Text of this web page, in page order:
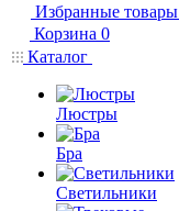
Избранные товары
Корзина 0
Каталог
Люстры
Бра
Светильники